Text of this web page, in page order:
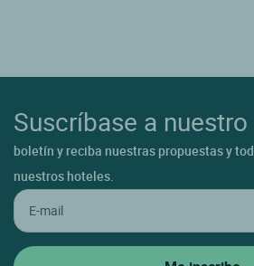
Suscríbase a nuestro
boletín y reciba nuestras propuestas y
nuestros hoteles.